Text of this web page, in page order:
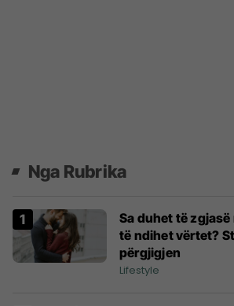
Nga Rubrika
Sa duhet të
të ndihet vërtet?
përgjigjen
Lifestyle